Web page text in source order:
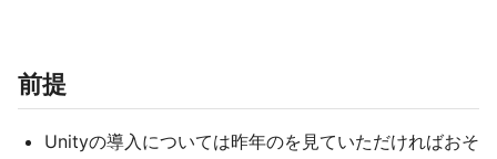
前提
Unityの導入については昨年のを見ていただければおそ